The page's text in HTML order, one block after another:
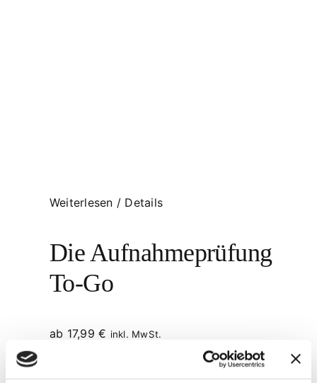
Weiterlesen / Details
Die Aufnahmeprüfung
To-Go
ab 17,99€ inkl. MwSt.